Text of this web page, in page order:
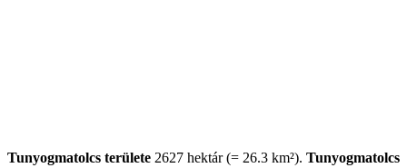
Tunyogmatolcs területe 2627 hektár (= 26.3 km²). Tunyogmatolcs